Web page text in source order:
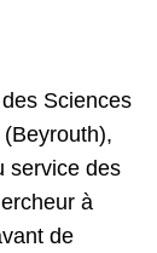
Sciences
service des
à
de